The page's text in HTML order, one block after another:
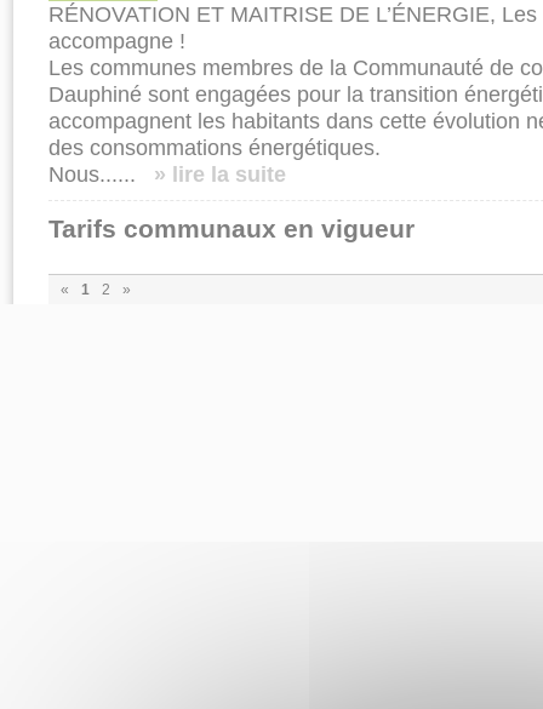
RÉNOVATION ET MAITRISE DE L’ÉNERGIE,
accompagne !
Les communes membres de la Communauté de
Dauphiné sont engagées pour la transition
accompagnent les habitants dans cette évolution
des consommations énergétiques.
Nous......
» lire la suite
Tarifs communaux en vigueur
« 1 2 »